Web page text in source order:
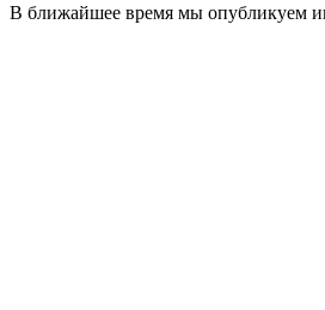
В ближайшее время мы опубликуем